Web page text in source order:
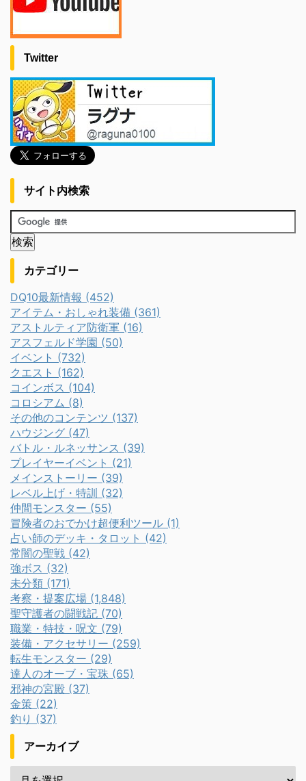
Twitter
サイト内検索
カテゴリー
DQ10最新情報 (452)
アイテム・おしゃれ装備 (361)
アストルティア防衛軍 (16)
アスフェルド学園 (50)
イベント (732)
クエスト (162)
コインボス (104)
コロシアム (8)
その他のコンテンツ (137)
ハウジング (47)
バトル・ルネッサンス (39)
プレイヤーイベント (21)
メインストーリー (39)
レベル上げ・特訓 (32)
仲間モンスター (55)
冒険者のおでかけ超便利ツール (1)
占い師のデッキ・タロット (42)
常闇の聖戦 (42)
強ボス (32)
未分類 (171)
考察・提案広場 (1,848)
聖守護者の闘戦記 (70)
職業・特技・呪文 (79)
装備・アクセサリー (259)
転生モンスター (29)
達人のオーブ・宝珠 (65)
邪神の宮殿 (37)
金策 (22)
釣り (37)
アーカイブ